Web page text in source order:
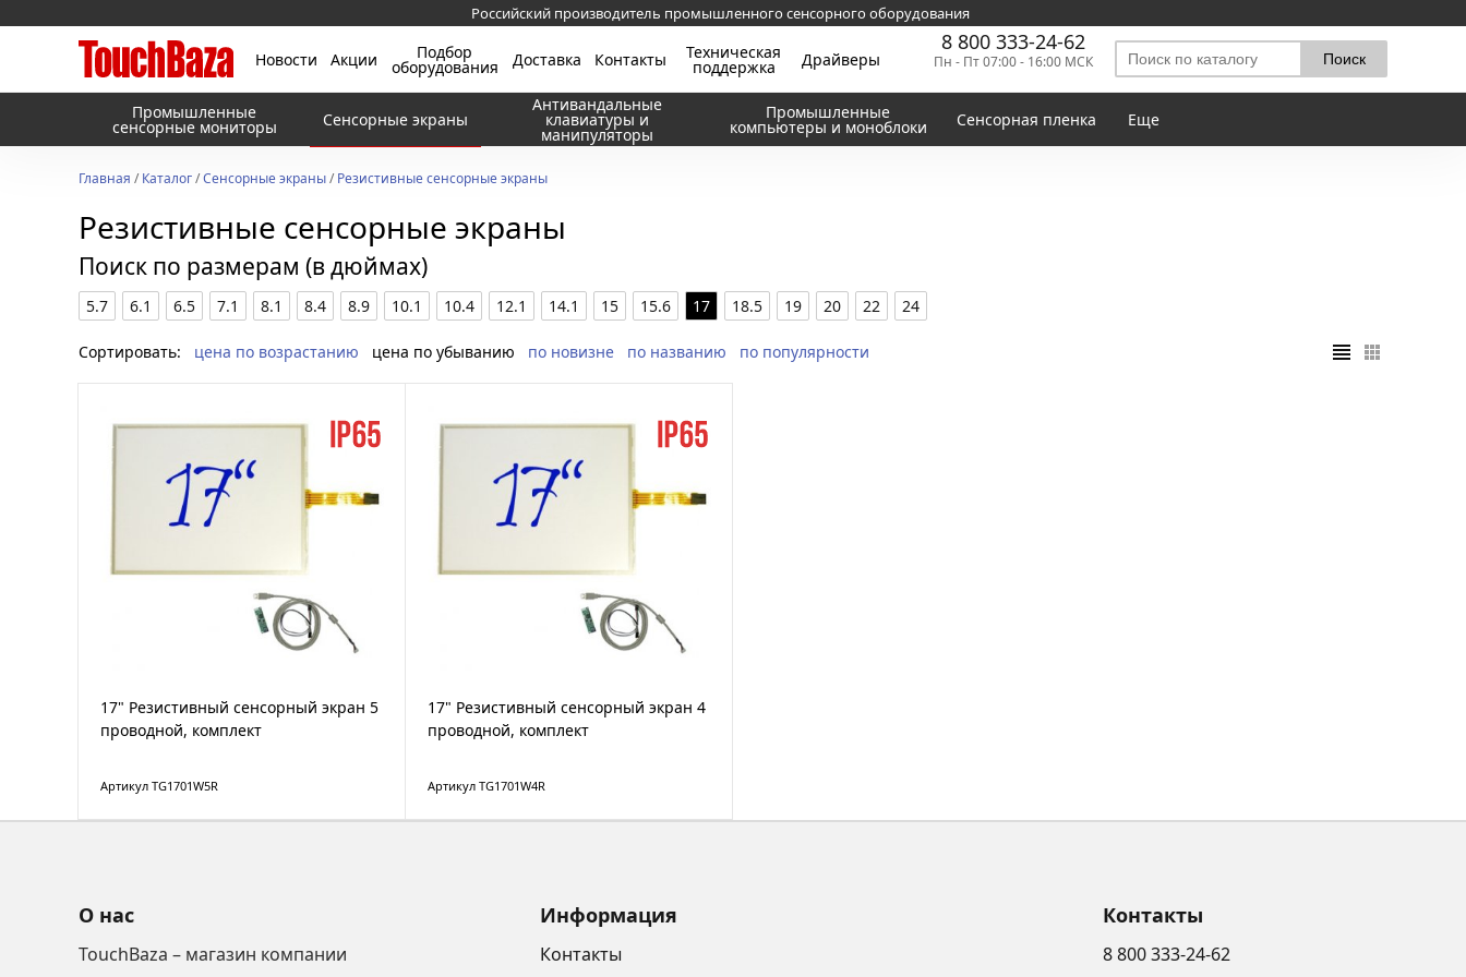
Российский производитель промышленного сенсорного оборудования
Новости Акции Подбор
оборудования Доставка Контакты Техническая
поддержка Драйверы
8 800 333-24-62
Пн - Пт 07:00 - 16:00 МСК
Промышленные
сенсорные мониторы Сенсорные экраны
Антивандальные
клавиатуры и
манипуляторы
Промышленные
компьютеры и моноблоки Сенсорная пленка Еще
Главная /Каталог/Сенсорные экраны/Резистивные сенсорные экраны
Резистивные сенсорные экраны
Поиск по размерам (в дюймах)
5.7 6.1 6.5 7.1 8.1 8.4 8.9 10.1 10.4 12.1 14.1 15 15.6 17 18.5 19 20 22 24
Сортировать: цена по возрастанию цена по убыванию по новизне по названию по популярности
17" Резистивный сенсорный экран 5
проводной, комплект
Артикул TG1701W5R
17" Резистивный сенсорный экран 4
проводной, комплект
Артикул TG1701W4R
О нас
TouchBaza – магазин компании
Информация
Контакты
Контакты
8 800 333-24-62